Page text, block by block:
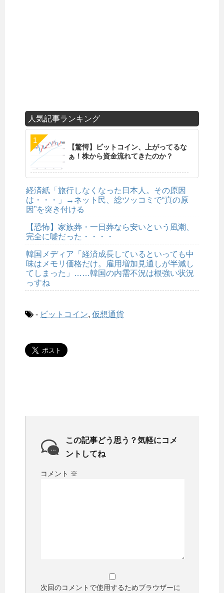
人気記事ランキング
【驚愕】ビットコイン、上がってるな
ぁ！株から資金流れてきたのか？
経済紙「旅行しなくなった日本人。その原因
は・・・」→ネット民、総ツッコミで“真の原
因”を突き付ける
【恐怖】家族葬・一日葬なら安いという風潮、
完全に嘘だった・・・・
韓国メディア「経済成長しているといっても中
味はメモリ価格だけ。雇用増加見通しが半減し
てしまった」……韓国の内需不況は根強い状況
っすね
- ビットコイン, 仮想通貨
この記事どう思う？気軽にコメ
ントしてね
コメント ※
次回のコメントで使用するためブラウザーに